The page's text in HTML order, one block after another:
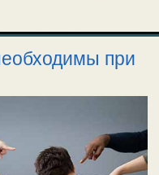
при